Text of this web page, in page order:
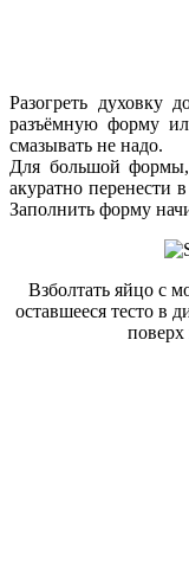
Разогреть духовку
разъёмную форму
смазывать не надо.
Для большой
акуратно перенести
Заполнить форму
Взболтать яйцо с
оставшееся тесто в